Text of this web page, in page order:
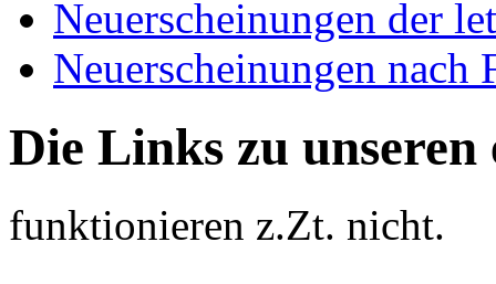
Neuerscheinungen der
Neuerscheinungen nach
Die Links zu unseren
funktionieren z.Zt. nicht.